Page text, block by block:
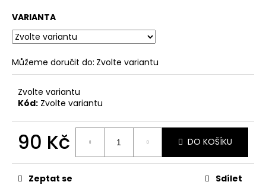
VARIANTA
Můžeme doručit do: Zvolte variantu
Zvolte variantu
Kód: Zvolte variantu
90 Kč
cena:
DO KOŠÍKU
Zeptat se Sdílet